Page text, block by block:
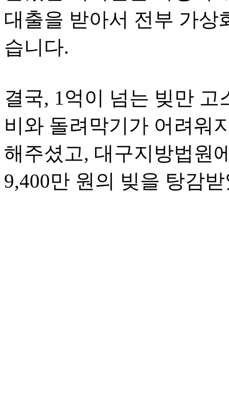
대출을 받아서 전부 가상
습니다.
결국, 1억이 넘는 빚만
비와 돌려막기가 어려워
해주셨고, 대구지방법원
9,400만 원의 빚을 탕감